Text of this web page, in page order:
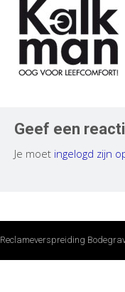
Geef een
Je moet ingelogd zijn
Reclameverspreiding